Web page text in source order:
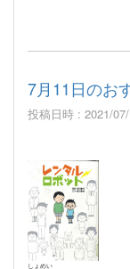
7月11日のお
投稿日時 : 2021/
しょめい